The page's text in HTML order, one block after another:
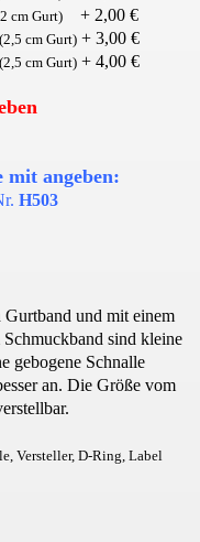
cm Gurt) + 2,00 €
(2,5 cm Gurt) + 3,00 €
(2,5 cm Gurt) + 4,00 €
angeben:
H503
Gurtband und mit einem
sind kleine
gebogene Schnalle
an. Die Größe vom
.
Versteller, D-Ring, Label